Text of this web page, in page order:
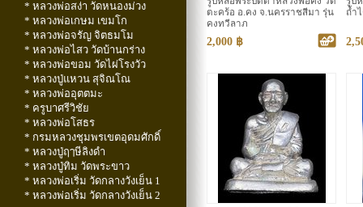
* หลวงพ่อสง่า วัดหนองม่วง
* หลวงพ่อเกษม เขมโก
* หลวงพ่อจรัญ จิตธมโม
* หลวงพ่อไสว วัดบ้านกร่าง
* หลวงพ่อขอม วัดไผ่โรงวัว
* หลวงปู่แหวน สุจิณโณ
* หลวงพ่ออุตตมะ
* ครูบาศรีวิชัย
* หลวงพ่อโสธร
* กรมหลวงชุมพรเขตอุดมศักดิ์
* หลวงปู่ฤๅษีลิงดำ
* หลวงปู่ทิม วัดพระขาว
* หลวงพ่อเริ่ม วัดกลางวังเย็น 1
* หลวงพ่อเริ่ม วัดกลางวังเย็น 2
ตะคร้อ อ.คง จ.นครราชสีมา รุ่น
คงทวีลาภ
2,000 ฿
ถ้ำ